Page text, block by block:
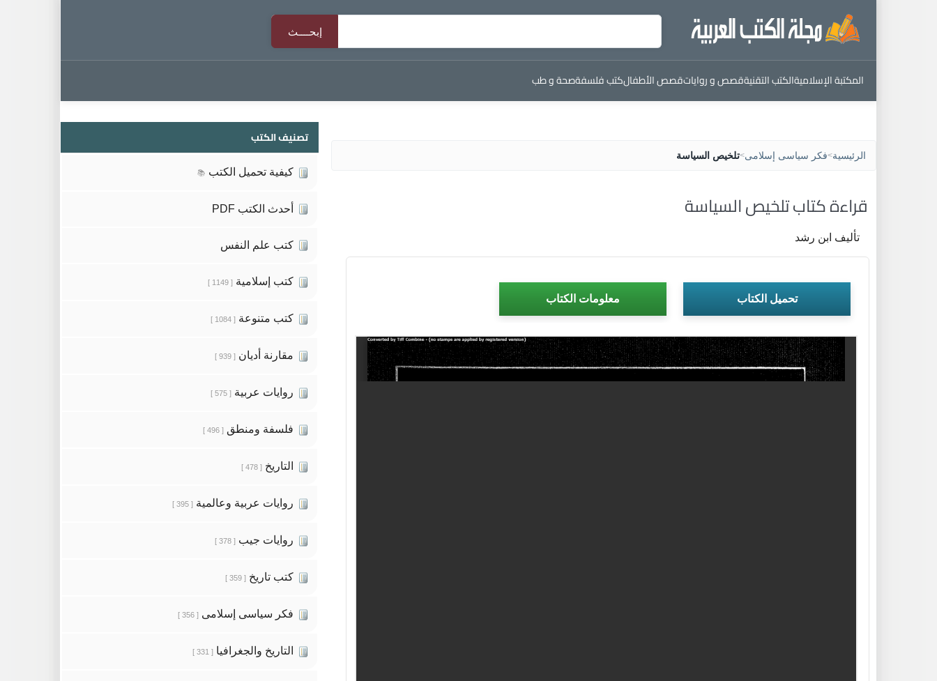
المكتبة الإسلاميةالكتب التقنيةقصص و رواياتقصص الأطفالكتب فلسفةصحة و طب
الرئيسية>فكر سياسى إسلامى>تلخيص السياسة
قراءة كتاب تلخيص السياسة
تأليف ابن رشد
تحميل الكتاب معلومات الكتاب
تصنيف الكتب
كيفية تحميل الكتب 📚
أحدث الكتب PDF
كتب علم النفس
كتب إسلامية [ 1149 ]
كتب متنوعة [ 1084 ]
مقارنة أديان [ 939 ]
روايات عربية [ 575 ]
فلسفة ومنطق [ 496 ]
التاريخ [ 478 ]
روايات عربية وعالمية [ 395 ]
روايات جيب [ 378 ]
كتب تاريخ [ 359 ]
فكر سياسى إسلامى [ 356 ]
التاريخ والجغرافيا [ 331 ]